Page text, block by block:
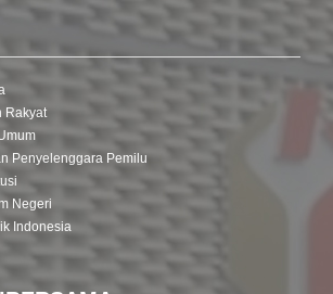
Rakyat
Penyelenggara Pemilu
Negeri
Indonesia